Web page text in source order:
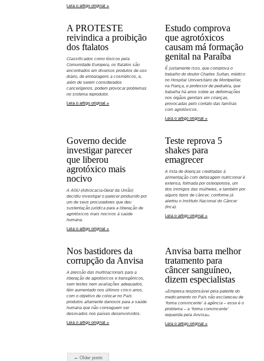
Leia o artigo original »
A PROTESTE
reivindica a proibição
dos ftalatos
Classificados como tóxicos pela
Comunidade Europeia, os ftalatos são
encontrados em diversos produtos de uso
diário, de embalagens a cosméticos, e,
além de serem considerados
cancerígenos, podem provocar problemas
no sistema reprodutor.
Leia o artigo original »
Estudo comprova
que agrotóxicos
causam má formação
genital na Paraíba
É justamente isso, que comprova o
trabalho do doutor Charles Sultan, médico
no Hospital Universitário de Montpellier,
na França, e professor de pediatria, que
trabalha há anos sobre as deformações
nos órgãos genitais em crianças,
provocadas pelo contato das famílias
com agrotóxicos.
Leia o artigo original »
Governo decide
investigar parecer
que liberou
agrotóxico mais
nocivo
A AGU (Advocacia-Geral da União)
decidiu investigar o parecer produzido por
um de seus procuradores que deu
sustentação jurídica para a liberação de
agrotóxicos mais nocivos à saúde
humana.
Leia o artigo original »
Teste reprova 5
shakes para
emagrecer
A lista de doenças creditadas à
alimentação com defasagem nutricional é
extensa, formada por osteoporose, um
dos inimigos das mulheres, e também por
alguns tipos de câncer, conforme já
alertou o Instituto Nacional do Câncer
(Inca).
Leia o artigo original »
Nos bastidores da
corrupção da Anvisa
A pressão das multinacionais para a
liberação de agrotóxicos e transgênicos,
sem testes nem avaliações adequados,
têm aumentado nos últimos cinco anos,
com o objetivo de colocar no País
produtos altamente danosos para a saúde
humana que não conseguem ser
desovados nos países desenvolvidos.
Leia o artigo original »
Anvisa barra melhor
tratamento para
câncer sanguíneo,
dizem especialistas
«Empresa responsável pela patente do
medicamento no País não esclareceu de
‘forma convincente’ à agência – esse é o
problema – a ‘forma convincente’
requerida pela Anvisa».
Leia o artigo original »
← Older posts